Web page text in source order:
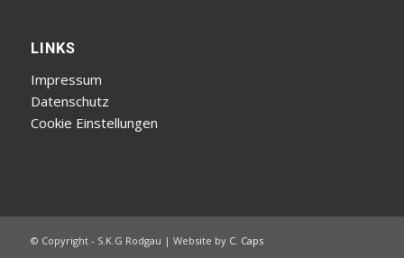
LINKS
Impressum
Datenschutz
Cookie Einstellungen
© Copyright - S.K.G Rodgau | Website by C. Caps